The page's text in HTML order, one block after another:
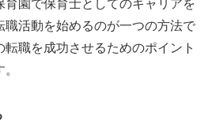
園で保育士としてのキャリアを
職活動を始めるのが一つの方法で
職を成功させるためのポイント